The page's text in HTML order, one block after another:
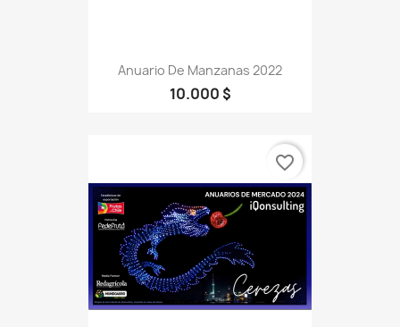
Anuario De Manzanas 2022
10.000 $
favorite_border